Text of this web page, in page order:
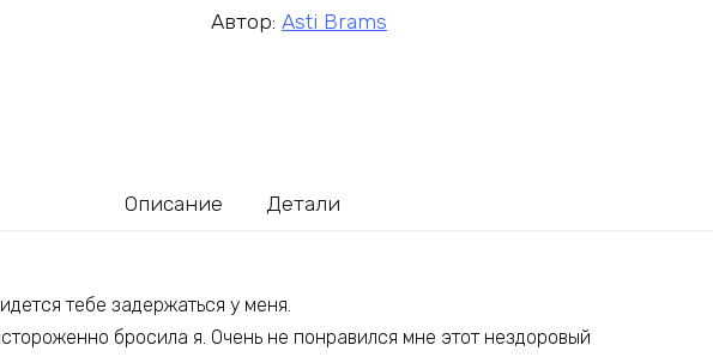
Автор: Asti Brams
Описание Детали
тебе задержаться у меня.
бросила я. Очень не понравился мне этот нездоровый